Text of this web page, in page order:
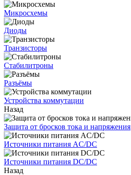
Микросхемы
Диоды
Транзисторы
Стабилитроны
Разъёмы
Устройства коммутации
Назад
Защита от бросков тока и напряжения
Источники питания AC/DC
Источники питания DC/DC
Назад